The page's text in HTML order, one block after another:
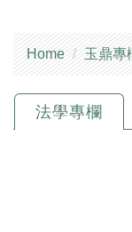
Home 玉鼎專
法學專欄